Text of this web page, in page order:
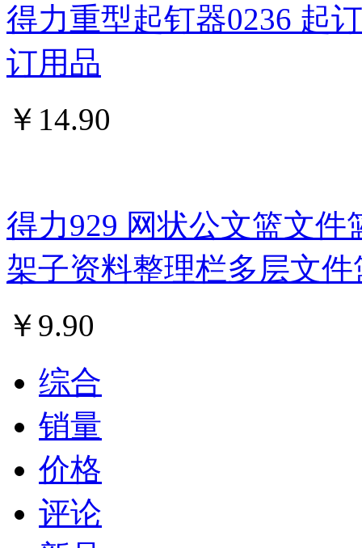
得力重型起钉器0236 起
订用品
￥ 14.90
得力929 网状公文篮文
架子资料整理栏多层文件
￥ 9.90
综合
销量
价格
评论